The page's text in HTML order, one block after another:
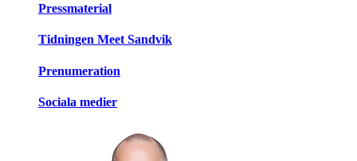
Pressmaterial
Tidningen Meet Sandvik
Prenumeration
Sociala medier